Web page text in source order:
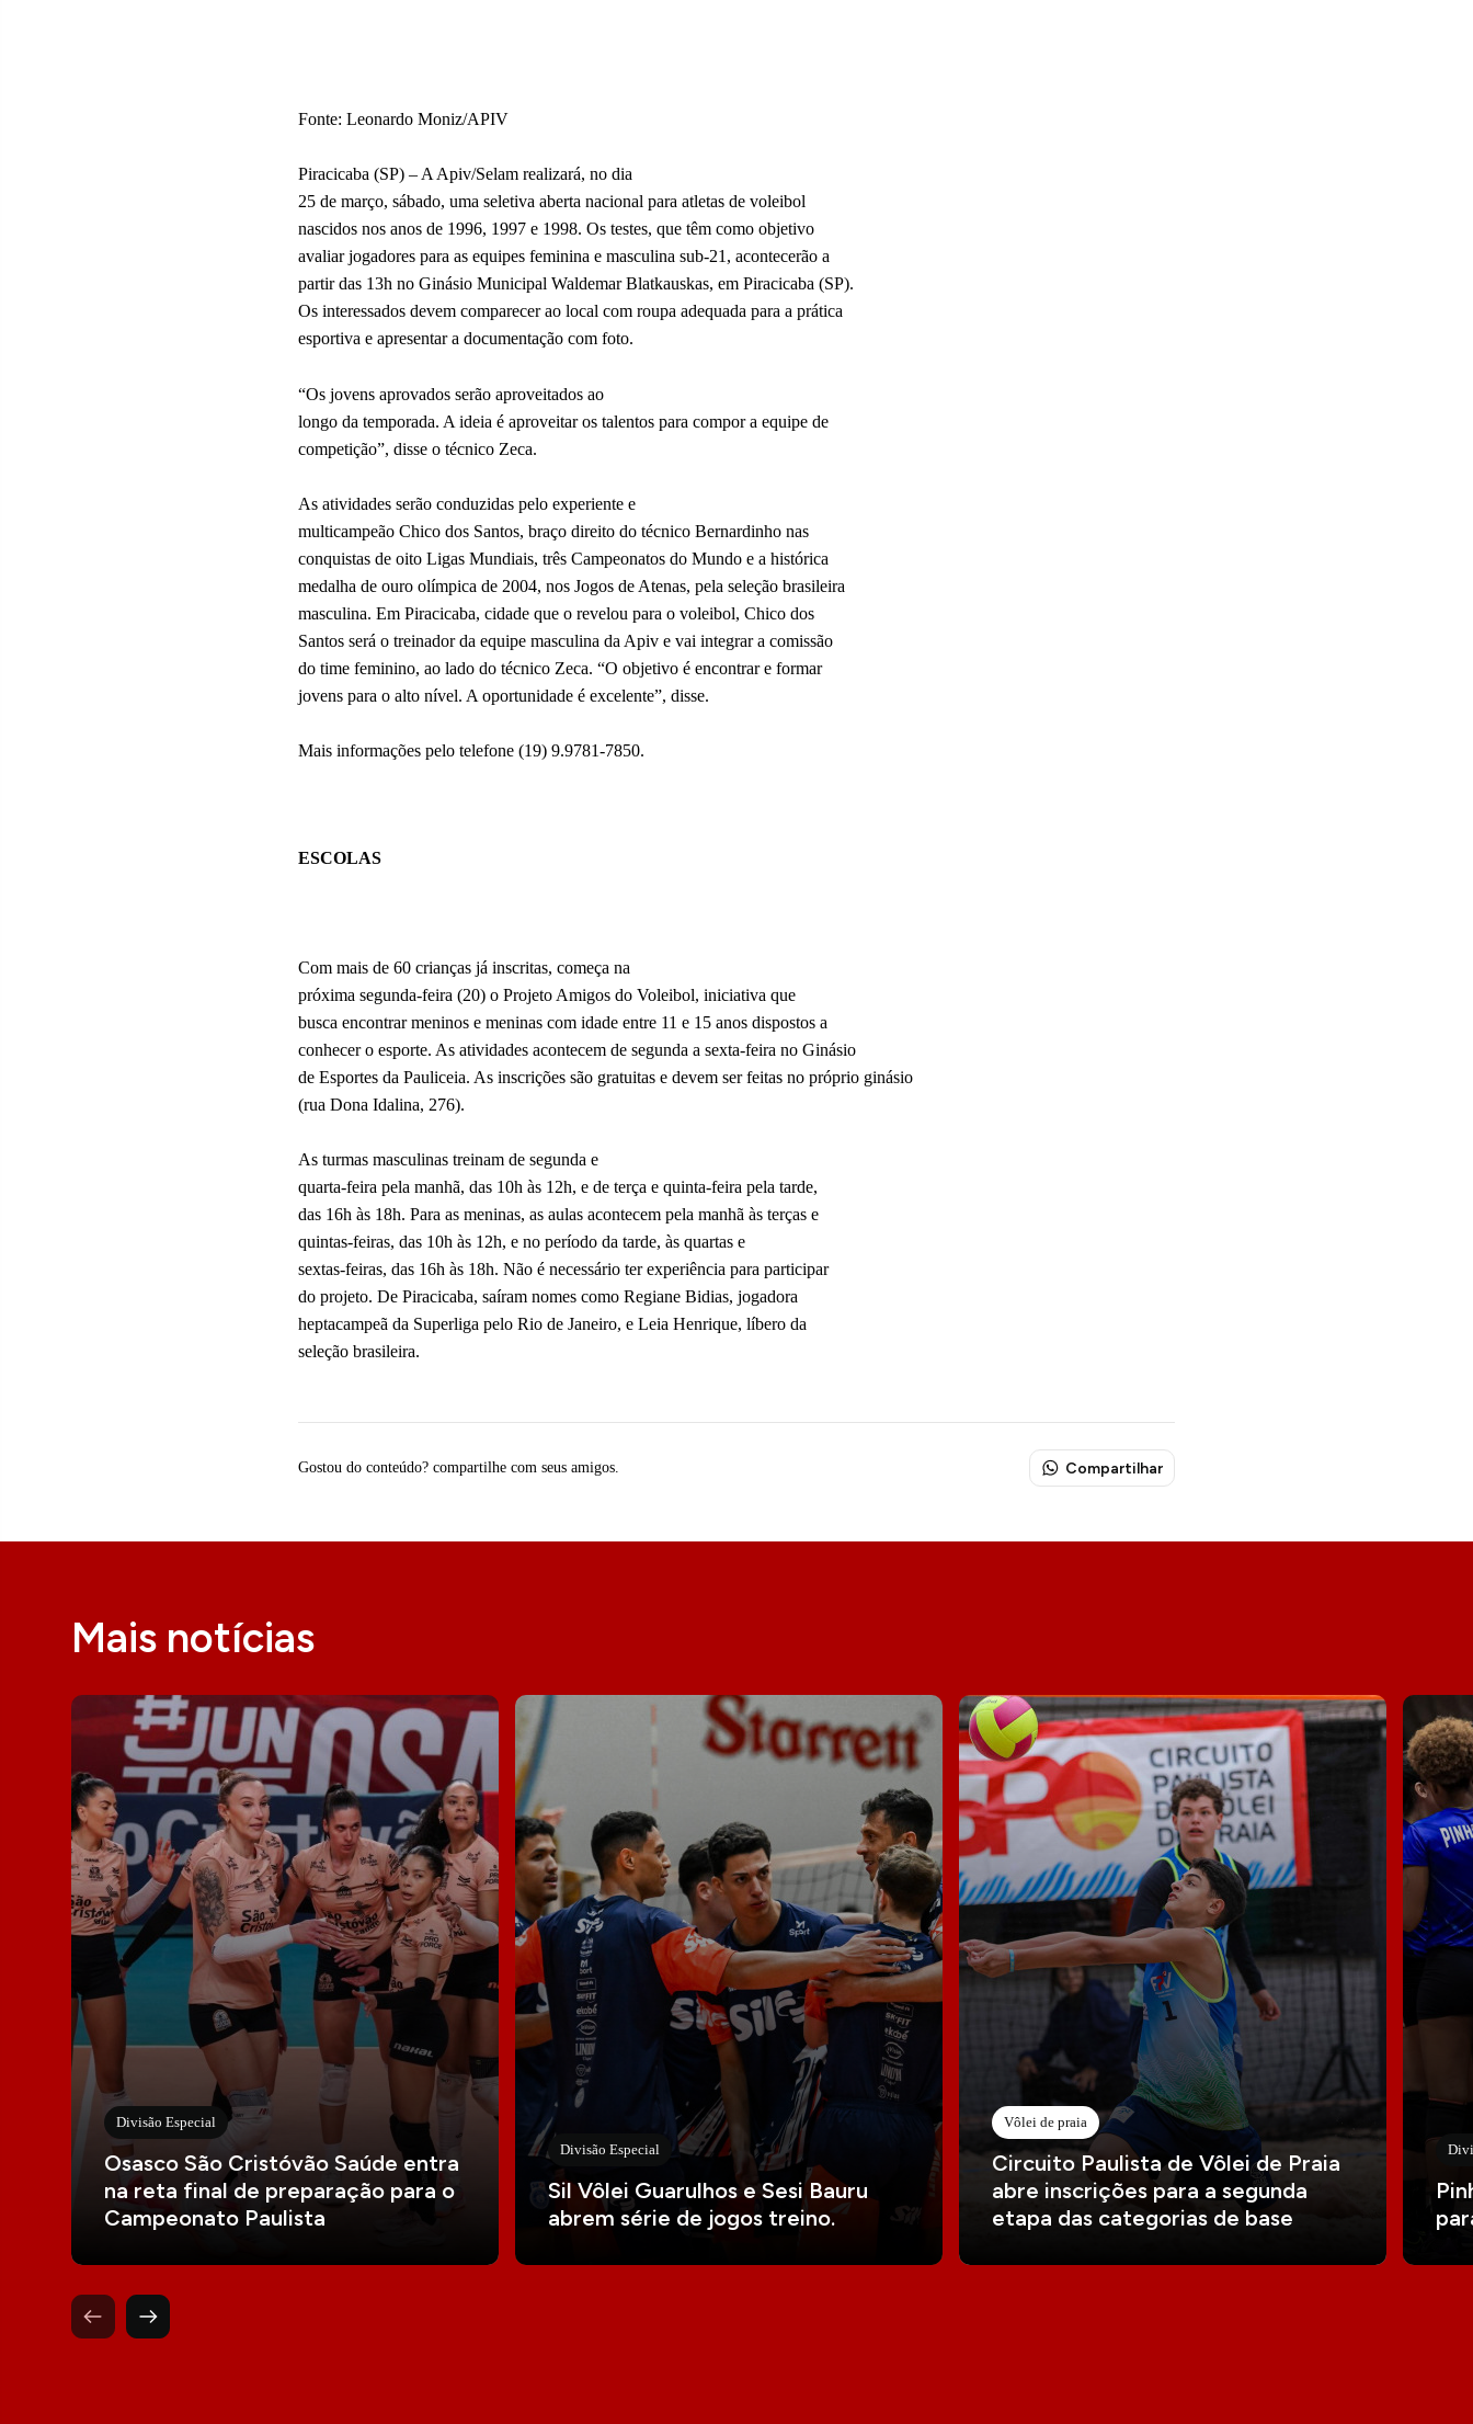
Fonte: Leonardo Moniz/APIV
Piracicaba (SP) – A Apiv/Selam realizará, no dia
25 de março, sábado, uma seletiva aberta nacional para atletas de voleibol
nascidos nos anos de 1996, 1997 e 1998. Os testes, que têm como objetivo
avaliar jogadores para as equipes feminina e masculina sub-21, acontecerão a
partir das 13h no Ginásio Municipal Waldemar Blatkauskas, em Piracicaba (SP).
Os interessados devem comparecer ao local com roupa adequada para a prática
esportiva e apresentar a documentação com foto.
“Os jovens aprovados serão aproveitados ao
longo da temporada. A ideia é aproveitar os talentos para compor a equipe de
competição”, disse o técnico Zeca.
As atividades serão conduzidas pelo experiente e
multicampeão Chico dos Santos, braço direito do técnico Bernardinho nas
conquistas de oito Ligas Mundiais, três Campeonatos do Mundo e a histórica
medalha de ouro olímpica de 2004, nos Jogos de Atenas, pela seleção brasileira
masculina. Em Piracicaba, cidade que o revelou para o voleibol, Chico dos
Santos será o treinador da equipe masculina da Apiv e vai integrar a comissão
do time feminino, ao lado do técnico Zeca. “O objetivo é encontrar e formar
jovens para o alto nível. A oportunidade é excelente”, disse.
Mais informações pelo telefone (19) 9.9781-7850.
ESCOLAS
Com mais de 60 crianças já inscritas, começa na
próxima segunda-feira (20) o Projeto Amigos do Voleibol, iniciativa que
busca encontrar meninos e meninas com idade entre 11 e 15 anos dispostos a
conhecer o esporte. As atividades acontecem de segunda a sexta-feira no Ginásio
de Esportes da Pauliceia. As inscrições são gratuitas e devem ser feitas no próprio ginásio
(rua Dona Idalina, 276).
As turmas masculinas treinam de segunda e
quarta-feira pela manhã, das 10h às 12h, e de terça e quinta-feira pela tarde,
das 16h às 18h. Para as meninas, as aulas acontecem pela manhã às terças e
quintas-feiras, das 10h às 12h, e no período da tarde, às quartas e
sextas-feiras, das 16h às 18h. Não é necessário ter experiência para participar
do projeto. De Piracicaba, saíram nomes como Regiane Bidias, jogadora
heptacampeã da Superliga pelo Rio de Janeiro, e Leia Henrique, líbero da
seleção brasileira.
Gostou do conteúdo? compartilhe com seus amigos. Compartilhar
Mais notícias
Divisão Especial
Osasco São Cristóvão Saúde entra
na reta final de preparação para o
Campeonato Paulista
Divisão Especial
Sil Vôlei Guarulhos e Sesi Bauru
abrem série de jogos treino.
Vôlei de praia
Circuito Paulista de Vôlei de Praia
abre inscrições para a segunda
etapa das categorias de base